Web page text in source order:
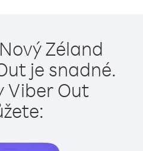
Zéland
je snadné.
Viber Out